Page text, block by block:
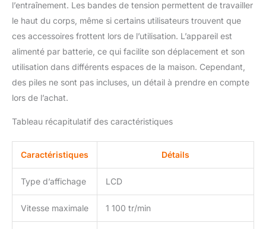
séance active
intensément les muscles,
générant des milliers de
seulement quelques
minutes, notamment au
niveau des abdominaux.
l’entraînement】La
Wonder Fit Bonplus
dispose d’une puissance
de 200 W et d’une
structure robuste et
stable, garantissant une
utilisation en toute
l’entraînement. Les bandes de tension permettent de travailler
le haut du corps, même si certains utilisateurs trouvent que
ces accessoires frottent lors de l’utilisation. L’appareil est
alimenté par batterie, ce qui facilite son déplacement et son
utilisation dans différents espaces de la maison. Cependant,
des piles ne sont pas incluses, un détail à prendre en compte
lors de l’achat.
Tableau récapitulatif des caractéristiques
Caractéristiques Détails
Type d’affichage LCD
Vitesse maximale 1 100 tr/min